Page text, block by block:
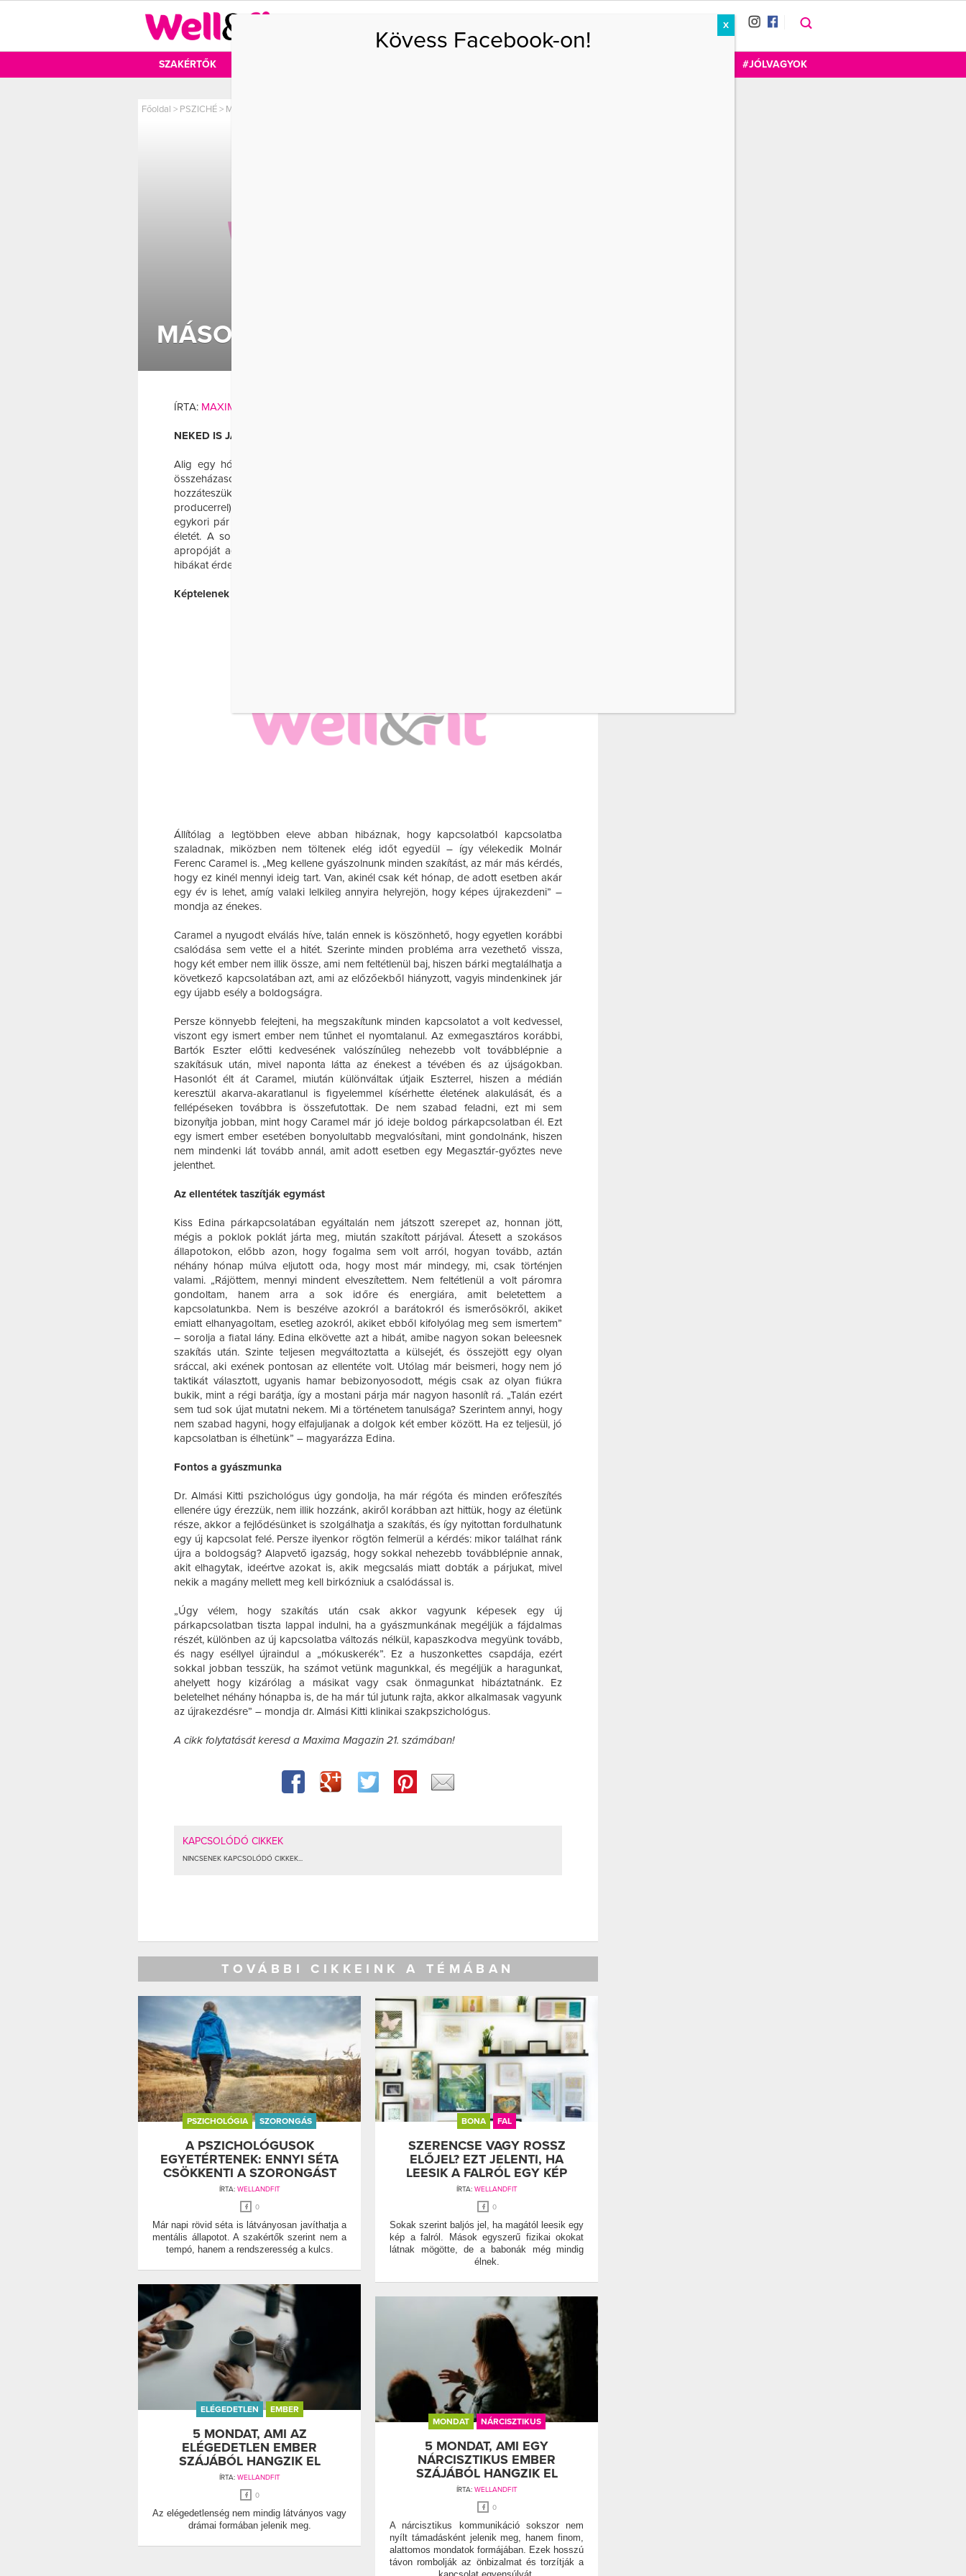
SZAKÉRTŐK #JÓLVAGYOK
Főoldal > PSZICHÉ> Második esély a boldogságra
MÁSODIK ESÉLY A BOLDOGSÁGRA
ÍRTA: MAXIMA_MAGAZIN
NEKED IS JÁR!
Alig egy hónapja bombaként robbant a hír, hogy Ördög Nóra és Nánási Pál
összeházasodtak. Ami önmagában nem lenne különös, csak ha az előtörténetet is
hozzáteszük: két éve még Nóri előző esküvőjéről írtak a lapok (Rubin Kristóf tévés
producerrel), majd négy hónapra rá jött a különélés, a csendes válás, ráadásul az
egykori pár mindkét tagja hamar új társra lelt, és valaki mással kötötte össze az
életét. A sorozatba is beillő, happy endet sem nélkülöző történet csak írásunk
apropóját adta: utánajártunk, mi a boldog újrakezdés receptje, és milyen tipikus
hibákat érdemes elkerülni a szakítás után, mielőtt fejest ugranánk az újba.
Képtelenek vagyunk egyedül maradni
Állítólag a legtöbben eleve abban hibáznak, hogy kapcsolatból kapcsolatba
szaladnak, miközben nem töltenek elég időt egyedül – így vélekedik Molnár
Ferenc Caramel is. „Meg kellene gyászolnunk minden szakítást, az már más kérdés,
hogy ez kinél mennyi ideig tart. Van, akinél csak két hónap, de adott esetben akár
egy év is lehet, amíg valaki lelkileg annyira helyrejön, hogy képes újrakezdeni” –
mondja az énekes.
Caramel a nyugodt elválás híve, talán ennek is köszönhető, hogy egyetlen korábbi
csalódása sem vette el a hitét. Szerinte minden probléma arra vezethető vissza,
hogy két ember nem illik össze, ami nem feltétlenül baj, hiszen bárki megtalálhatja a
következő kapcsolatában azt, ami az előzőekből hiányzott, vagyis mindenkinek jár
egy újabb esély a boldogságra.
Persze könnyebb felejteni, ha megszakítunk minden kapcsolatot a volt kedvessel,
viszont egy ismert ember nem tűnhet el nyomtalanul. Az exmegasztáros korábbi,
Bartók Eszter előtti kedvesének valószínűleg nehezebb volt továbblépnie a
szakításuk után, mivel naponta látta az énekest a tévében és az újságokban.
Hasonlót élt át Caramel, miután különváltak útjaik Eszterrel, hiszen a médián
keresztül akarva-akaratlanul is figyelemmel kísérhette életének alakulását, és a
fellépéseken továbbra is összefutottak. De nem szabad feladni, ezt mi sem
bizonyítja jobban, mint hogy Caramel már jó ideje boldog párkapcsolatban él. Ezt
egy ismert ember esetében bonyolultabb megvalósítani, mint gondolnánk, hiszen
nem mindenki lát tovább annál, amit adott esetben egy Megasztár-győztes neve
jelenthet.
Az ellentétek taszítják egymást
Kiss Edina párkapcsolatában egyáltalán nem játszott szerepet az, honnan jött,
mégis a poklok poklát járta meg, miután szakított párjával. Átesett a szokásos
állapotokon, előbb azon, hogy fogalma sem volt arról, hogyan tovább, aztán
néhány hónap múlva eljutott oda, hogy most már mindegy, mi, csak történjen
valami. „Rájöttem, mennyi mindent elveszítettem. Nem feltétlenül a volt páromra
gondoltam, hanem arra a sok időre és energiára, amit beletettem a
kapcsolatunkba. Nem is beszélve azokról a barátokról és ismerősökről, akiket
emiatt elhanyagoltam, esetleg azokról, akiket ebből kifolyólag meg sem ismertem”
– sorolja a fiatal lány. Edina elkövette azt a hibát, amibe nagyon sokan beleesnek
szakítás után. Szinte teljesen megváltoztatta a külsejét, és összejött egy olyan
sráccal, aki exének pontosan az ellentéte volt. Utólag már beismeri, hogy nem jó
taktikát választott, ugyanis hamar bebizonyosodott, mégis csak az olyan fiúkra
bukik, mint a régi barátja, így a mostani párja már nagyon hasonlít rá. „Talán ezért
sem tud sok újat mutatni nekem. Mi a történetem tanulsága? Szerintem annyi, hogy
nem szabad hagyni, hogy elfajuljanak a dolgok két ember között. Ha ez teljesül, jó
kapcsolatban is élhetünk” – magyarázza Edina.
Fontos a gyászmunka
Dr. Almási Kitti pszichológus úgy gondolja, ha már régóta és minden erőfeszítés
ellenére úgy érezzük, nem illik hozzánk, akiről korábban azt hittük, hogy az életünk
része, akkor a fejlődésünket is szolgálhatja a szakítás, és így nyitottan fordulhatunk
egy új kapcsolat felé. Persze ilyenkor rögtön felmerül a kérdés: mikor találhat ránk
újra a boldogság? Alapvető igazság, hogy sokkal nehezebb továbblépnie annak,
akit elhagytak, ideértve azokat is, akik megcsalás miatt dobták a párjukat, mivel
nekik a magány mellett meg kell birkózniuk a csalódással is.
„Úgy vélem, hogy szakítás után csak akkor vagyunk képesek egy új
párkapcsolatban tiszta lappal indulni, ha a gyászmunkának megéljük a fájdalmas
részét, különben az új kapcsolatba változás nélkül, kapaszkodva megyünk tovább,
és nagy eséllyel újraindul a „mókuskerék”. Ez a huszonkettes csapdája, ezért
sokkal jobban tesszük, ha számot vetünk magunkkal, és megéljük a haragunkat,
ahelyett hogy kizárólag a másikat vagy csak önmagunkat hibáztatnánk. Ez
beletelhet néhány hónapba is, de ha már túl jutunk rajta, akkor alkalmasak vagyunk
az újrakezdésre” – mondja dr. Almási Kitti klinikai szakpszichológus.
A cikk folytatását keresd a Maxima Magazin 21. számában!
KAPCSOLÓDÓ CIKKEK
NINCSENEK KAPCSOLÓDÓ CIKKEK...
TOVÁBBI CIKKEINK A TÉMÁBAN
PSZICHOLÓGIA SZORONGÁS
A PSZICHOLÓGUSOK
EGYETÉRTENEK: ENNYI SÉTA
CSÖKKENTI A SZORONGÁST
ÍRTA: WELLANDFIT
0
Már napi rövid séta is látványosan javíthatja a
mentális állapotot. A szakértők szerint nem a
tempó, hanem a rendszeresség a kulcs.
BONA FAL
SZERENCSE VAGY ROSSZ
ELŐJEL? EZT JELENTI, HA
LEESIK A FALRÓL EGY KÉP
ÍRTA: WELLANDFIT
0
Sokak szerint baljós jel, ha magától leesik egy
kép a falról. Mások egyszerű fizikai okokat
látnak mögötte, de a babonák még mindig
élnek.
ELÉGEDETLEN EMBER
5 MONDAT, AMI AZ
ELÉGEDETLEN EMBER
SZÁJÁBÓL HANGZIK EL
ÍRTA: WELLANDFIT
0
Az elégedetlenség nem mindig látványos vagy
drámai formában jelenik meg.
MONDAT NÁRCISZTIKUS
5 MONDAT, AMI EGY
NÁRCISZTIKUS EMBER
SZÁJÁBÓL HANGZIK EL
ÍRTA: WELLANDFIT
0
A nárcisztikus kommunikáció sokszor nem
nyílt támadásként jelenik meg, hanem finom,
alattomos mondatok formájában. Ezek hosszú
távon rombolják az önbizalmat és torzítják a
Kövess Facebook-on!
X